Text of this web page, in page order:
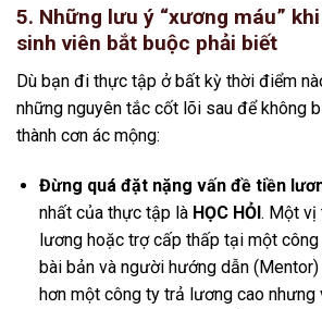
5. Những lưu ý “xương máu”
sinh viên bắt buộc phải biết
Dù bạn đi thực tập ở bất kỳ thời điểm
những nguyên tắc cốt lõi sau để không
thành cơn ác mộng:
Đừng quá đặt nặng vấn đề tiền
nhất của thực tập là HỌC HỎI. Một vị
lương hoặc trợ cấp thấp tại một
bài bản và người hướng dẫn
hơn một công ty trả lương cao nhưng